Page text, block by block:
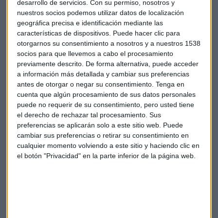
desarrollo de servicios. Con su permiso, nosotros y
nuestros socios podemos utilizar datos de localización
geográfica precisa e identificación mediante las
características de dispositivos. Puede hacer clic para
otorgarnos su consentimiento a nosotros y a nuestros 1538
socios para que llevemos a cabo el procesamiento
previamente descrito. De forma alternativa, puede acceder
a información más detallada y cambiar sus preferencias
antes de otorgar o negar su consentimiento. Tenga en
cuenta que algún procesamiento de sus datos personales
puede no requerir de su consentimiento, pero usted tiene
el derecho de rechazar tal procesamiento. Sus
preferencias se aplicarán solo a este sitio web. Puede
cambiar sus preferencias o retirar su consentimiento en
cualquier momento volviendo a este sitio y haciendo clic en
el botón "Privacidad" en la parte inferior de la página web.
de dólares.
Llega la mayor salida a bolsa de la historia:
hoy debuta SpaceX